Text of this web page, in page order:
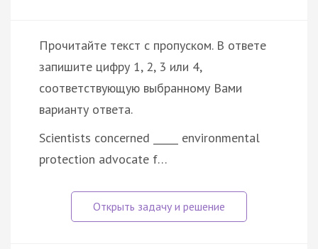
Прочитайте текст с пропуском. В ответе
запишите цифру 1, 2, 3 или 4,
соответствующую выбранному Вами
варианту ответа.
Scientists concerned _____ environmental
protection advocate f…